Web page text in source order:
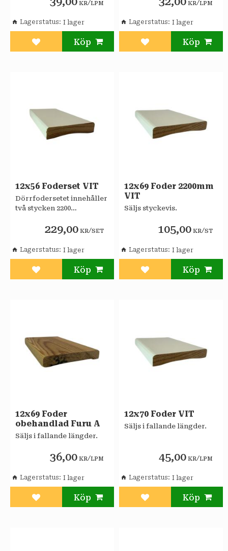
KR/LPM
Lägg till i favoriter
Lagerstatus
KR/LPM
Lägg till i favoriter
Lagerstatus
12x56 Foderset VIT
Dörrfodersetet innehåller
två stycken 2200
samt ett överstycke på
1100 millimeter.
229,00 KR/SET
Lägg till i favoriter
Lagerstatus
12x69 Foder 2200mm
VIT
Säljs styckevis.
105,00 KR/ST
Lägg till i favoriter
Lagerstatus
12x69 Foder
obehandlad Furu A
Säljs i fallande längder.
36,00 KR/LPM
Lägg till i favoriter
Lagerstatus
12x70 Foder VIT
Säljs i fallande längder.
45,00 KR/LPM
Lägg till i favoriter
Lagerstatus